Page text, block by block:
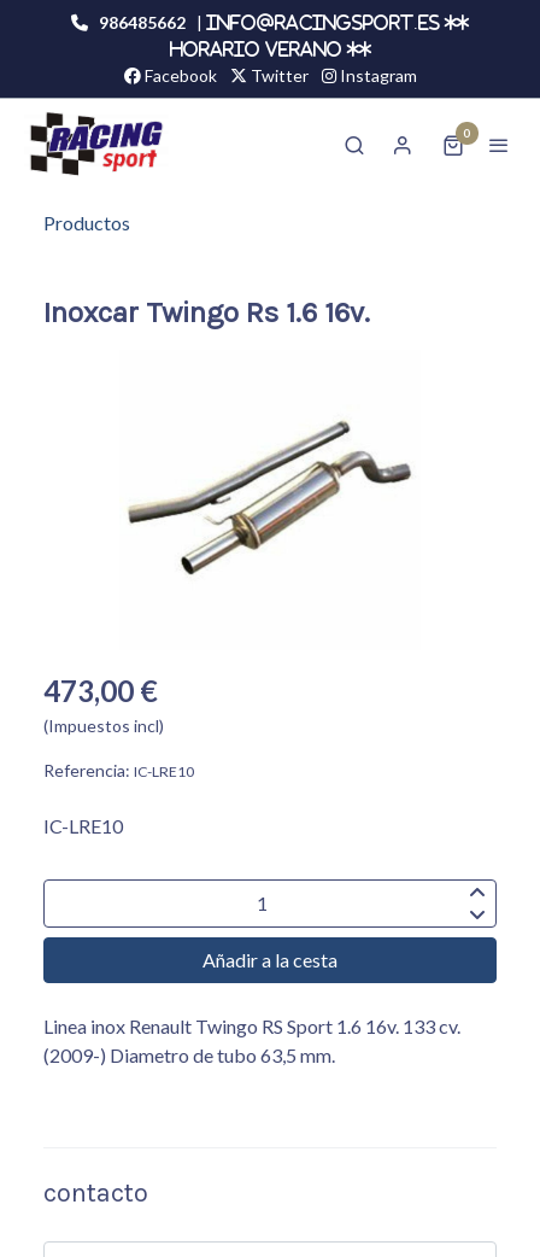
986485662 |
info@racingsport.es **
HORARIO VERANO **
Facebook Twitter Instagram
0
Productos
Inoxcar Twingo Rs 1.6 16v.
473,00 €
(Impuestos incl)
Referencia: IC-LRE10
IC-LRE10
Añadir a la cesta
Linea inox Renault Twingo RS Sport 1.6 16v. 133 cv.
(2009-) Diametro de tubo 63,5 mm.
contacto